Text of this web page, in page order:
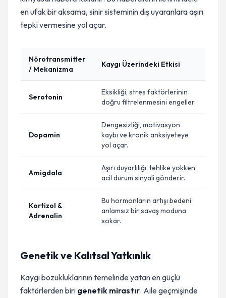
en ufak bir aksama, sinir sisteminin dış uyaranlara aşırı
tepki vermesine yol açar.
Nörotransmitter
/ Mekanizma
Kaygı Üzerindeki Etkisi
Serotonin
Eksikliği, stres faktörlerinin
doğru filtrelenmesini engeller.
Dopamin
Dengesizliği, motivasyon
kaybı ve kronik anksiyeteye
yol açar.
Amigdala
Aşırı duyarlılığı, tehlike yokken
acil durum sinyali gönderir.
Kortizol &
Adrenalin
Bu hormonların artışı bedeni
anlamsız bir savaş moduna
sokar.
Genetik ve Kalıtsal Yatkınlık
Kaygı bozukluklarının temelinde yatan en güçlü
faktörlerden biri genetik mirastır. Aile geçmişinde